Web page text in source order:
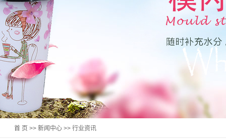
首 页 >> 新闻中心 >> 行业资讯